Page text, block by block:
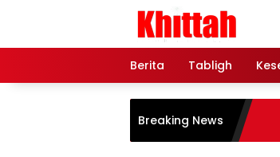
Berita Tabligh
Breaking News